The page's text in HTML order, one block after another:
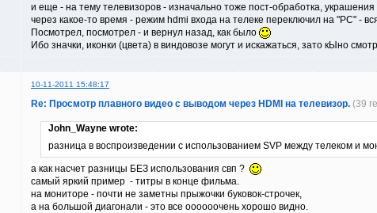
и еще - на тему телевизоров - изначально тоже пост-обработка,
через какое-то время - режим hdmi входа на телеке переключил на "PC" -
Посмотрел, посмотрел - и вернул назад, как было
Ибо значки, иконки (цвета) в виндовозе могут и искажаться, зато кЫно
10-11-2011 15:48:17
Re: Просмотр плавного видео с выводом через HDMI на телевизор. (39
John_Wayne wrote:
разница в воспроизведении с использованием SVP между телеком и
а как насчет разницы БЕЗ использования свп ?
самый яркий пример - титры в конце фильма.
на мониторе - почти не заметны прыжочки буковок-строчек,
а на большой диагонали - это все оооооочень хорошо видно.